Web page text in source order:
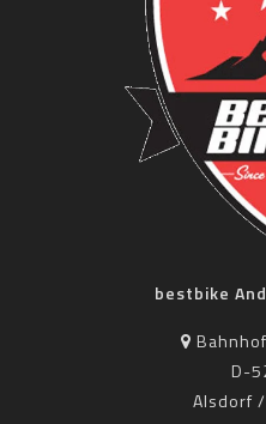
bestbike
D-
Alsdorf